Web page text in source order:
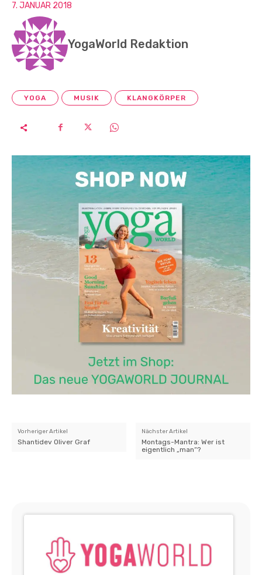
7. JANUAR 2018
YogaWorld Redaktion
YOGA MUSIK KLANGKÖRPER
Vorheriger Artikel
Shantidev Oliver Graf
Nächster Artikel
Montags-Mantra: Wer ist
eigentlich „man“?